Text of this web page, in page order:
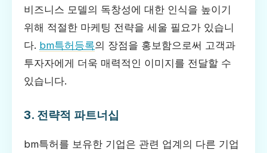
비즈니스 모델의 독창성에 대한 인식을 높이기
위해 적절한 마케팅 전략을 세울 필요가 있습니
다. bm특허등록의 장점을 홍보함으로써 고객과
투자자에게 더욱 매력적인 이미지를 전달할 수
있습니다.
3. 전략적 파트너십
bm특허를 보유한 기업은 관련 업계의 다른 기업